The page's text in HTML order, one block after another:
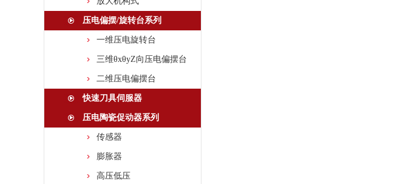
压电偏摆/旋转台系列
一维压电旋转台
三维θxθyZ向压电偏摆台
二维压电偏摆台
快速刀具伺服器
压电陶瓷促动器系列
传感器
膨胀器
高压低压